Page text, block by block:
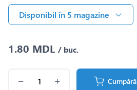
Disponibil în 5 magazine
1.80 MDL / buc.
Cumpără